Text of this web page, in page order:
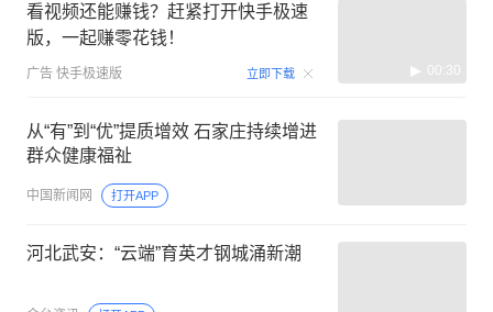
看视频还能赚钱？赶紧打开快手极速
版，一起赚零花钱！
广告 快手极速版 立即下载 00:30
从“有”到“优”提质增效 石家庄持续增进
群众健康福祉
中国新闻网 打开APP
河北武安：“云端”育英才钢城涌新潮